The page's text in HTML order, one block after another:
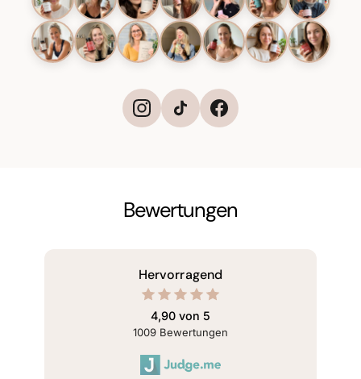
Bewertungen
Hervorragend
4,90 von 5
1009 Bewertungen